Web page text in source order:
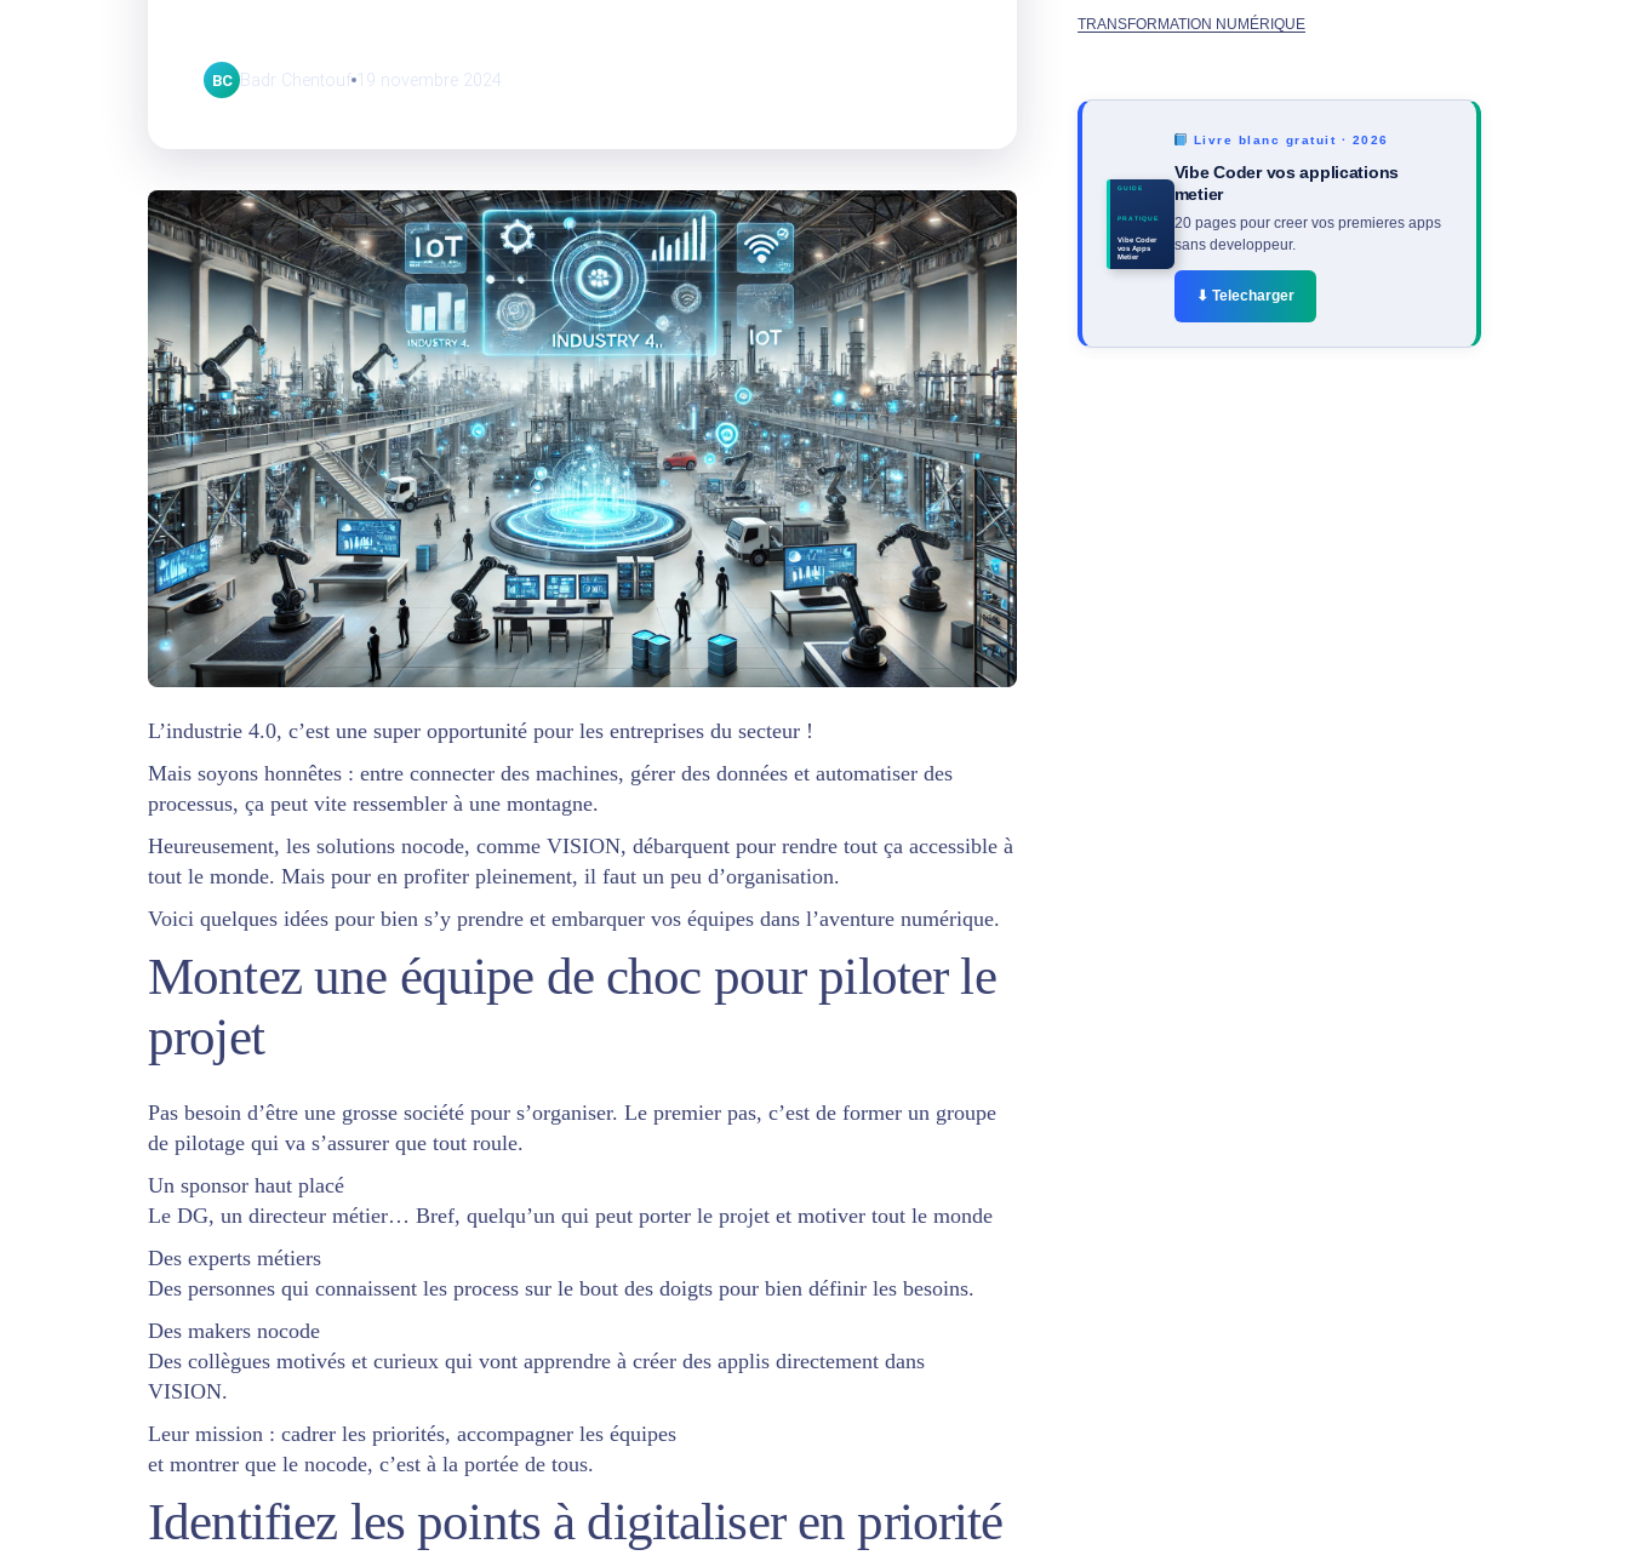
BC Badr Chentouf 19 novembre 2024
L’industrie 4.0, c’est une super opportunité pour les entreprises du secteur !
Mais soyons honnêtes : entre connecter des machines, gérer des données et automatiser des
processus, ça peut vite ressembler à une montagne.
Heureusement, les solutions nocode, comme VISION, débarquent pour rendre tout ça accessible à
tout le monde. Mais pour en profiter pleinement, il faut un peu d’organisation.
Voici quelques idées pour bien s’y prendre et embarquer vos équipes dans l’aventure numérique.
Montez une équipe de choc pour piloter le
projet
Pas besoin d’être une grosse société pour s’organiser. Le premier pas, c’est de former un groupe
de pilotage qui va s’assurer que tout roule.
Un sponsor haut placé
Le DG, un directeur métier… Bref, quelqu’un qui peut porter le projet et motiver tout le monde
Des experts métiers
Des personnes qui connaissent les process sur le bout des doigts pour bien définir les besoins.
Des makers nocode
Des collègues motivés et curieux qui vont apprendre à créer des applis directement dans
VISION.
Leur mission : cadrer les priorités, accompagner les équipes
et montrer que le nocode, c’est à la portée de tous.
Identifiez les points à digitaliser en priorité
TRANSFORMATION NUMÉRIQUE
GUIDE
PRATIQUE
Vibe Coder
vos Apps
Metier
Livre blanc gratuit · 2026
Vibe Coder vos applications
metier
20 pages pour creer vos premieres apps
sans developpeur.
⬇ Telecharger